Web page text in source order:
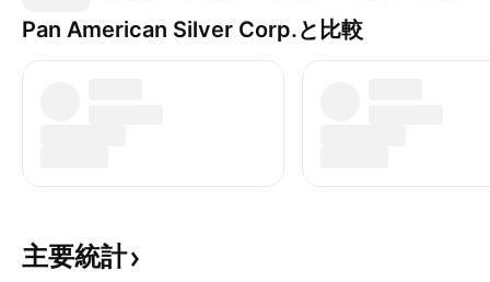
Pan American Silver Corp.と比較
主要統計